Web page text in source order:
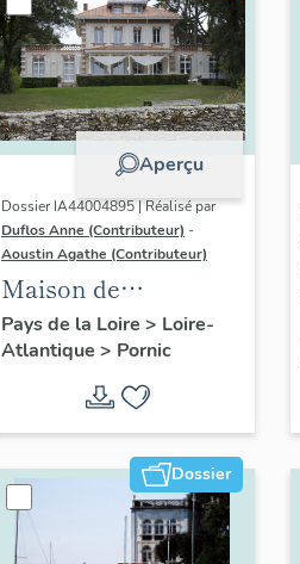
Aperçu
Dossier IA44004895 | Réalisé par
Duflos Anne (Contributeur) -
Aoustin Agathe (Contributeur)
Maison de
villégiature
balnéaire dite El
Biar, 104 rue de la
Pays de la Loire > Loire-
Atlantique > Pornic
Dossier